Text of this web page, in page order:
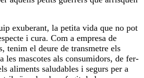
exuberant, la petita vida que no pot
i cura. Com a empresa de
tenim el deure de transmetre els
les mascotes als consumidors, de fer-
aliments saludables i segurs per a